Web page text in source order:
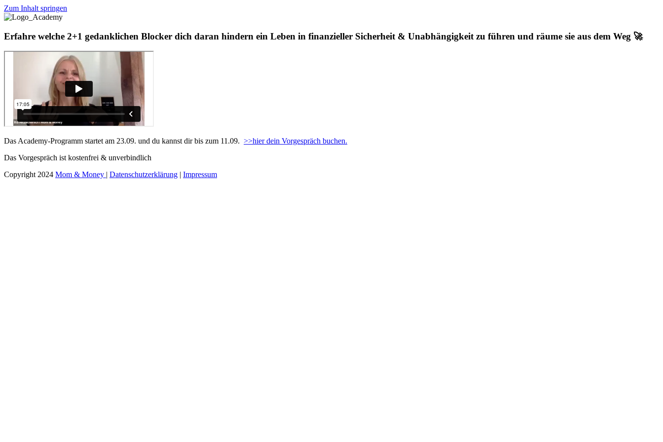
Zum Inhalt springen
Erfahre welche 2+1 gedanklichen Blocker dich daran hindern ein Leben in finanzieller Sicherheit & Unabhängigkeit zu führen und räume sie aus dem Weg 🚀
Das Academy-Programm startet am 23.09. und du kannst dir bis zum 11.09. >>hier dein Vorgespräch buchen.
Das Vorgespräch ist kostenfrei & unverbindlich
Copyright 2024 Mom & Money | Datenschutzerklärung | Impressum